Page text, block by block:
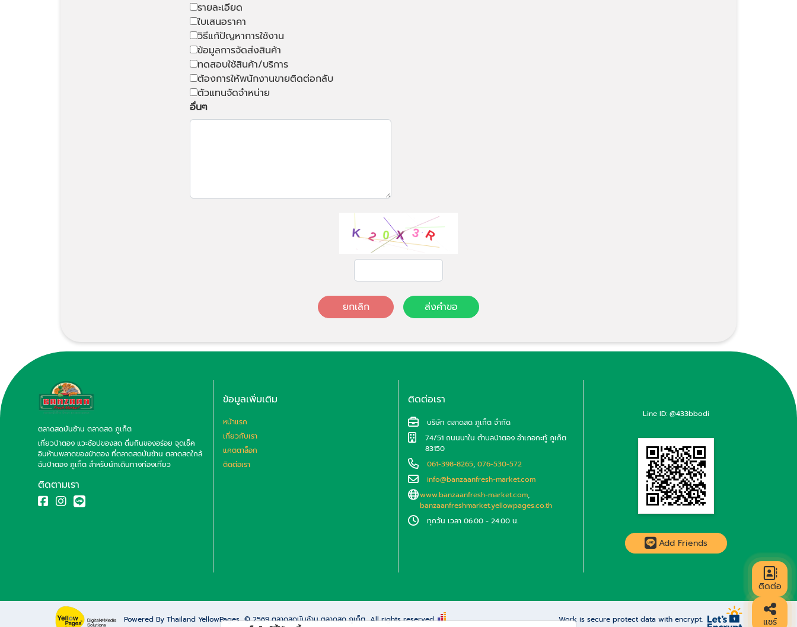
รายละเอียด
ใบเสนอราคา
วิธีแก้ปัญหาการใช้งาน
ข้อมูลการจัดส่งสินค้า
ทดสอบใช้สินค้า/บริการ
ต้องการให้พนักงานขายติดต่อกลับ
ตัวแทนจัดจำหน่าย
อื่นๆ
ยกเลิก ส่งคำขอ
ตลาดสดบันซ้าน ตลาดสด ภูเก็ต
เที่ยวป่าตอง แวะช้อปของสด ดื่มกินของอร่อย จุดเช็ค
อินห้ามพลาดของป่าตอง ที่ตลาดสดบันซ้าน ตลาดสดใกล้
ฉันป่าตอง ภูเก็ต สำหรับนักเดินทางท่องเที่ยว
ติดตามเรา
ข้อมูลเพิ่มเติม
หน้าแรก
เกี่ยวกับเรา
แคตตาล็อก
ติดต่อเรา
ติดต่อเรา
บริษัท ตลาดสด ภูเก็ต จำกัด
74/51 ถนนนาใน ตำบลป่าตอง อำเภอกะทู้ ภูเก็ต
83150
061-398-8265, 076-530-572
info@banzaanfresh-market.com
www.banzaanfresh-market.com,
banzaanfreshmarket.yellowpages.co.th
ทุกวัน เวลา 06.00 - 24.00 น.
Line ID: @433bbodi
Add Friends
Powered By Thailand YellowPages © 2569ตลาดสดบันซ้าน ตลาดสด ภูเก็ต All rights reserved. Work is secure protect data with encrypt.
ติดต่อ
แชร์